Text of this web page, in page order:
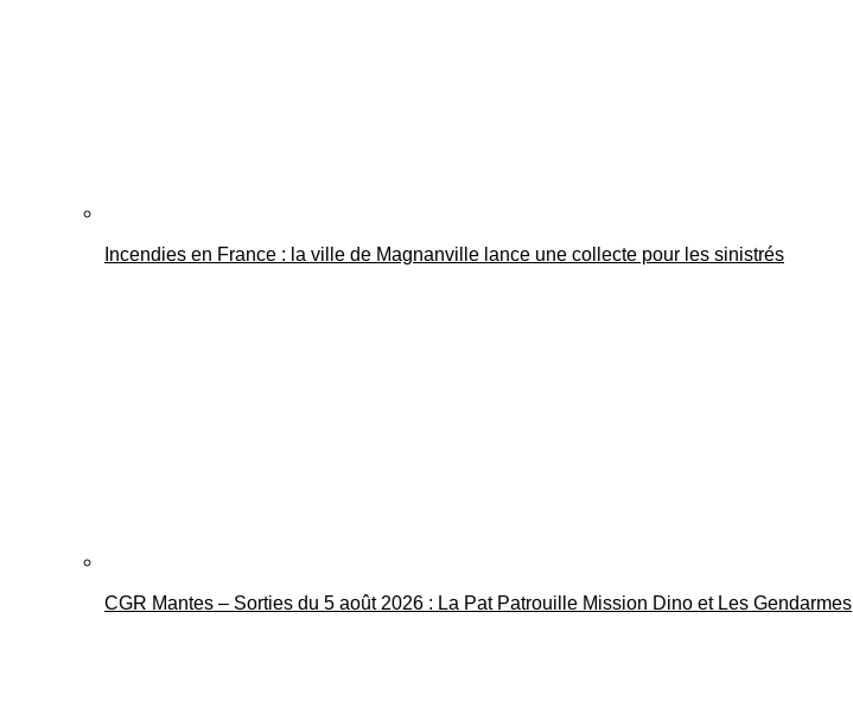
Incendies en France : la ville de Magnanville lance une collecte pour les sinistrés
CGR Mantes – Sorties du 5 août 2026 : La Pat Patrouille Mission Dino et Les Gendarmes